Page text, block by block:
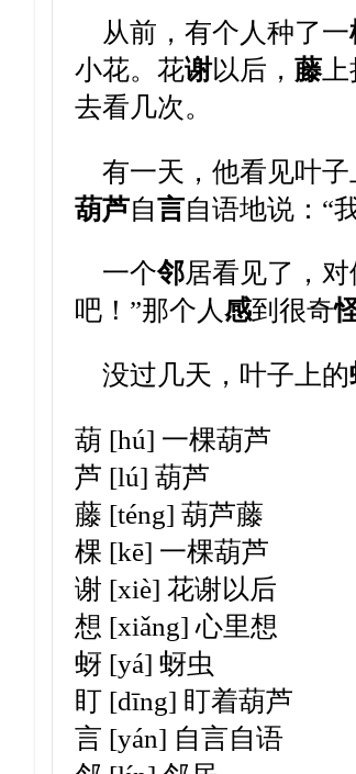
从前，有个人种了一
小花。花谢以后， 藤上
去看几次。
有一天，他看见叶子
葫芦自言自语地说：“
一个邻居看见了，
吧！”那个人感到很奇
没过几天，叶子上的
葫 [hú] 一棵葫芦
芦 [lú] 葫芦
藤 [téng] 葫芦藤
棵 [kē] 一棵葫芦
谢 [xiè] 花谢以后
想 [xiǎng] 心里想
蚜 [yá] 蚜虫
盯 [dīng] 盯着葫芦
言 [yán] 自言自语